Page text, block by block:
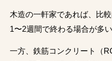
木造の一軒家であれば、比
1〜2週間で終わる場合が多い
一方、鉄筋コンクリート（